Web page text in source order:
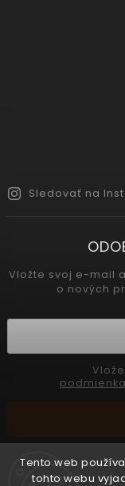
Tento web
tohto webu
Sledovať na
Vložte svoj e-mail
o nových
Copyright 2026